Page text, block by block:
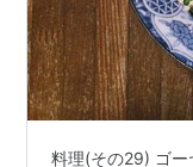
料理(その29) ゴー